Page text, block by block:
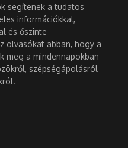
segítenek a tudatos
információkkal,
és őszinte
olvasókat abban, hogy a
meg a mindennapokban
szépségápolásról